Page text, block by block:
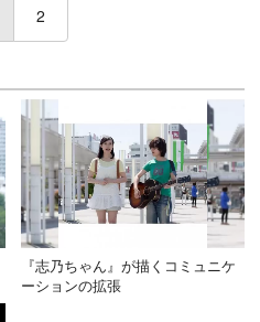
(current)
2
『志乃ちゃん』が描くコミュニケ
ーションの拡張